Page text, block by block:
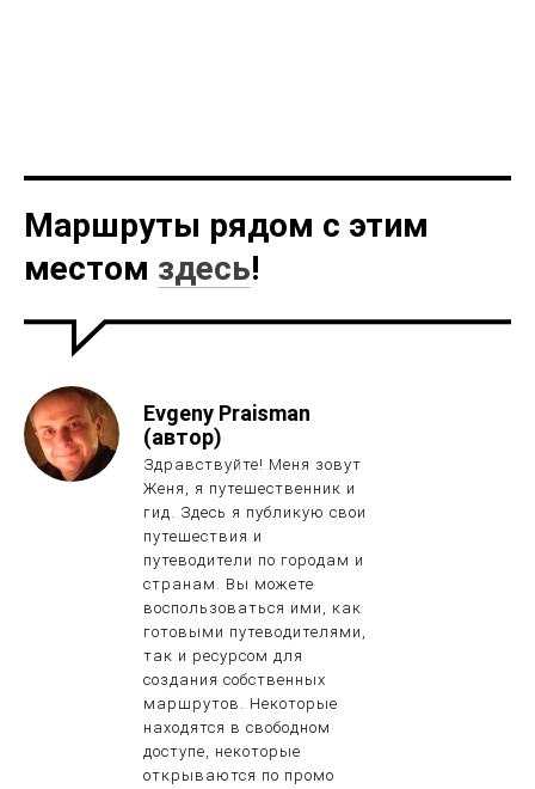
Маршруты рядом с этим
местом здесь!
Evgeny Praisman
(автор)
Здравствуйте! Меня зовут
Женя, я путешественник и
гид. Здесь я публикую свои
путешествия и
путеводители по городам и
странам. Вы можете
воспользоваться ими, как
готовыми путеводителями,
так и ресурсом для
создания собственных
маршрутов. Некоторые
находятся в свободном
доступе, некоторые
открываются по промо